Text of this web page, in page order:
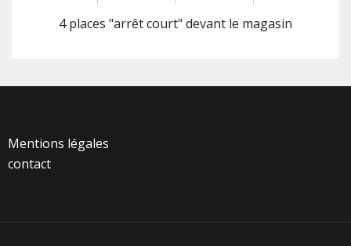
4 places "arrêt court" devant le magasin
Mentions légales
contact